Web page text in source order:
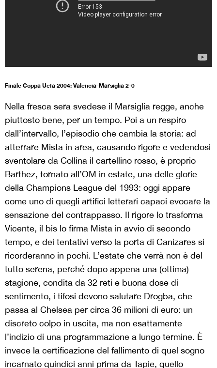
Finale Coppa Uefa 2004: Valencia-Marsiglia 2-0
Nella fresca sera svedese il Marsiglia regge, anche
piuttosto bene, per un tempo. Poi a un respiro
dall’intervallo, l’episodio che cambia la storia: ad
atterrare Mista in area, causando rigore e vedendosi
sventolare da Collina il cartellino rosso, è proprio
Barthez, tornato all’OM in estate, una delle glorie
della Champions League del 1993: oggi appare
come uno di quegli artifici letterari capaci evocare la
sensazione del contrappasso. Il rigore lo trasforma
Vicente, il bis lo firma Mista in avvio di secondo
tempo, e dei tentativi verso la porta di Canizares si
ricorderanno in pochi. L’estate che verrà non è del
tutto serena, perché dopo appena una (ottima)
stagione, condita da 32 reti e buona dose di
sentimento, i tifosi devono salutare Drogba, che
passa al Chelsea per circa 36 milioni di euro: un
discreto colpo in uscita, ma non esattamente
l’indizio di una programmazione a lungo termine. È
invece la certificazione del fallimento di quel sogno
incarnato quindici anni prima da Tapie, quello